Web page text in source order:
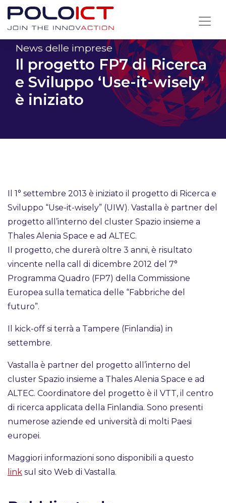
Skip
contentNews delle imprese
Il progetto FP7 di Ricerca
e Sviluppo ‘Use-it-wisely’
è iniziato
Il 1° settembre 2013 è iniziato il progetto di Ricerca e
Sviluppo “Use-it-wisely” (UIW). Vastalla è partner del
progetto all’interno del cluster Spazio insieme a
Thales Alenia Space e ad ALTEC.
Il progetto, che durerà oltre 3 anni, è risultato
vincente nella call di dicembre 2012 del 7°
Programma Quadro (FP7) della Commissione
Europea sulla tematica delle “Fabbriche del
futuro”.
Il kick-off si terrà a Tampere (Finlandia) in
settembre.
Vastalla è partner del progetto all’interno del
cluster Spazio insieme a Thales Alenia Space e ad
ALTEC. Coordinatore del progetto è il VTT, il centro
di ricerca applicata della Finlandia. Sono presenti
numerose aziende ed università di molti Paesi
europei.
Maggiori informazioni sono disponibili a questo
link sul sito Web di Vastalla.